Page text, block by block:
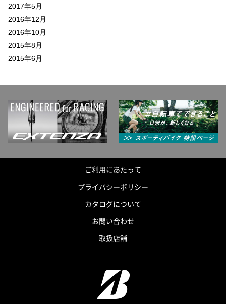
2017年5月
2016年12月
2016年10月
2015年8月
2015年6月
ご利用にあたって
プライバシーポリシー
カタログについて
お問い合わせ
取扱店舗